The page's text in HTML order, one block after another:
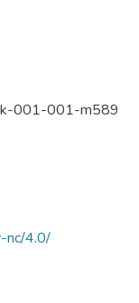
001-001-m589
nc/4.0/